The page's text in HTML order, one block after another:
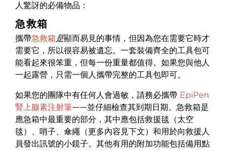
人驚訝的必備物品：
急救箱
攜帶急救箱是顯而易見的事情，但因為您在需要它時才
需要它，所以很容易被遺忘。一套裝備齊全的工具包可
能看起來很笨重，但每一份重量都值得。如果您與他人
一起露營，只需一個人攜帶完整的工具包即可。
如果您的團隊中有任何人會過敏，請務必攜帶 EpiPen
腎上腺素注射筆——並仔細檢查其到期日期。急救箱是
應急箱中最重要的部分，其中應包括救援毯（太空
毯）、哨子、傘繩（更多內容見下文）和用於向救援人
員發出訊號的小鏡子。其他有用的附加功能包括備用點